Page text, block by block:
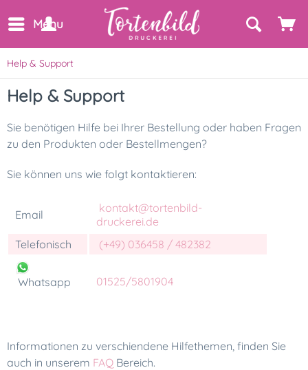
Menu
Help & Support
Help & Support
Sie benötigen Hilfe bei Ihrer Bestellung oder haben Fragen
zu den Produkten oder Bestellmengen?
Sie können uns wie folgt kontaktieren:
Email
kontakt@tortenbild-
druckerei.de
Telefonisch
(+49) 036458 / 482382
Whatsapp 01525/5801904
Informationen zu verschiendene Hilfethemen, finden Sie
auch in unserem FAQ Bereich.